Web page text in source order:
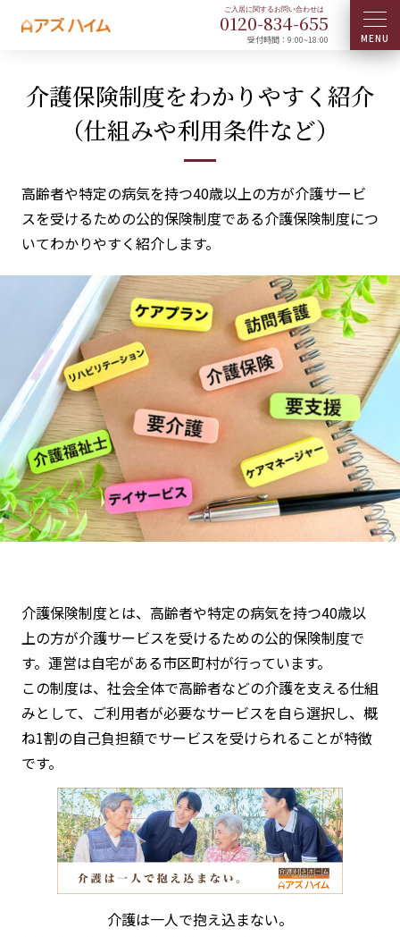
0120-834-655
受付時間：9:00~18:00
介護保険制度をわかりやすく紹介
（仕組みや利用条件など）
高齢者や特定の病気を持つ40歳以上の方が介護サービ
スを受けるための公的保険制度である介護保険制度につ
いてわかりやすく紹介します。
介護保険制度とは、高齢者や特定の病気を持つ40歳以
上の方が介護サービスを受けるための公的保険制度で
す。運営は自宅がある市区町村が行っています。
この制度は、社会全体で高齢者などの介護を支える仕組
みとして、ご利用者が必要なサービスを自ら選択し、概
ね1割の自己負担額でサービスを受けられることが特徴
です。
介護は一人で抱え込まない。